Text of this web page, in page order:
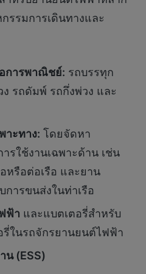
รรมการเดินทางและ
การพาณิชย์: รถบรรทุก
รถดัมพ์ รถกึ่งพ่วง และ
าะทาง: โดยจัดหา
รใช้งานเฉพาะด้าน เช่น
หรือต่อเรือ และยาน
ารขนส่งในท่าเรือ
ฟ้า และแบตเตอรี่สำหรับ
รี่ในรถจักรยานยนต์ไฟฟ้า
น(ESS)